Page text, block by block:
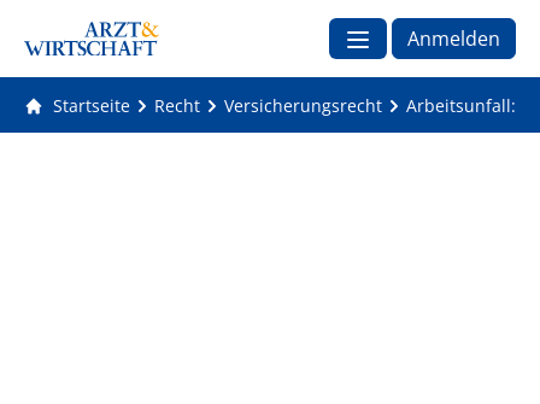
Anmelden
Startseite Recht Versicherungsrecht Arbeitsunfall: